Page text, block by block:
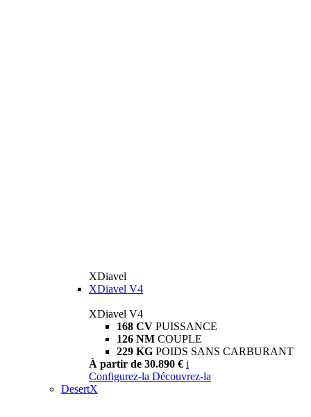
XDiavel
XDiavel V4
XDiavel V4
168 CV PUISSANCE
126 NM COUPLE
229 KG POIDS SANS CARBURANT
À partir de 30.890 € i
Configurez-la Découvrez-la
DesertX